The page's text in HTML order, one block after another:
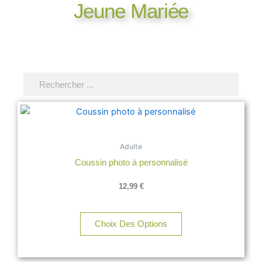
Jeune Mariée
Rechercher
Adulte
Coussin photo à personnalisé
12,99 €
Choix Des Options